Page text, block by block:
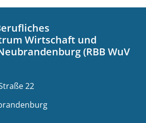
Wirtschaft und
(RBB WuV
22